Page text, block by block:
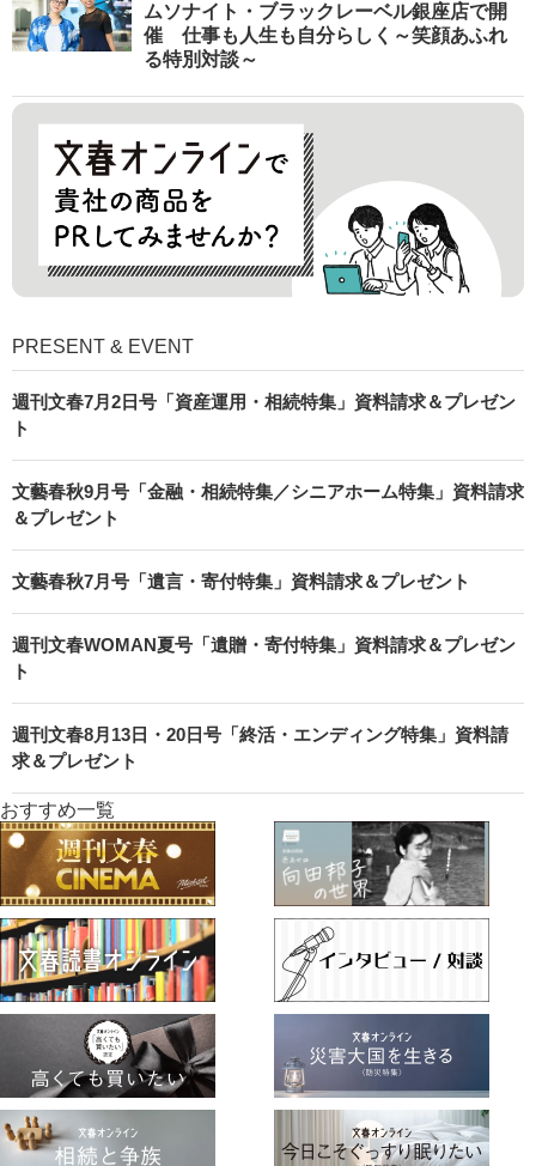
ムソナイト・ブラックレーベル銀座店で開
催 仕事も人生も自分らしく～笑顔あふれ
る特別対談～
PRESENT & EVENT
週刊文春7月2日号「資産運用・相続特集」資料請求＆プレゼン
ト
文藝春秋9月号「金融・相続特集／シニアホーム特集」資料請求
＆プレゼント
文藝春秋7月号「遺言・寄付特集」資料請求＆プレゼント
週刊文春WOMAN夏号「遺贈・寄付特集」資料請求＆プレゼン
ト
週刊文春8月13日・20日号「終活・エンディング特集」資料請
求＆プレゼント
おすすめ一覧